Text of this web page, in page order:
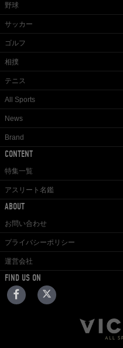
野球
サッカー
ゴルフ
相撲
テニス
All Sports
News
Brand
CONTENT
特集一覧
アスリート名鑑
ABOUT
お問い合わせ
プライバシーポリシー
運営会社
FIND US ON